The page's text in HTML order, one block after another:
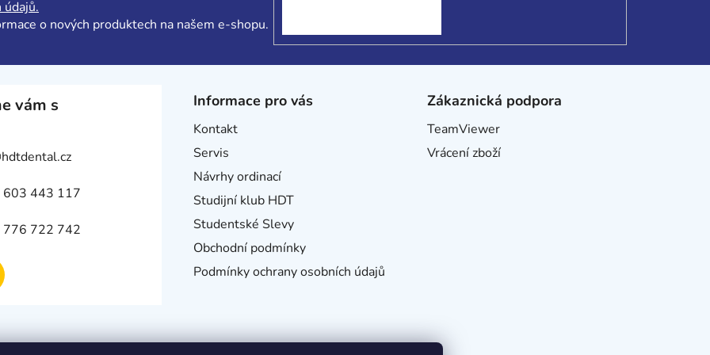
údajů.
o nových produktech na našem e-shopu.
vám s
hdtdental.cz
443 117
722 742
Informace pro vás
Kontakt
Servis
Návrhy ordinací
Studijní klub HDT
Studentské Slevy
Obchodní podmínky
Podmínky ochrany osobních údajů
Zákaznická podpora
TeamViewer
Vrácení zboží